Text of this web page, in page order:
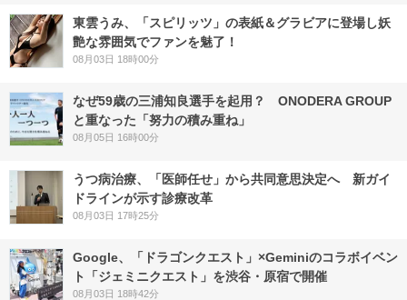
東雲うみ、「スピリッツ」の表紙＆グラビアに登場し妖
艶な雰囲気でファンを魅了！
08月03日 18時00分
なぜ59歳の三浦知良選手を起用？ ONODERA GROUP
と重なった「努力の積み重ね」
08月05日 16時00分
うつ病治療、「医師任せ」から共同意思決定へ 新ガイ
ドラインが示す診療改革
08月03日 17時25分
Google、「ドラゴンクエスト」×Geminiのコラボイベン
ト「ジェミニクエスト」を渋谷・原宿で開催
08月03日 18時42分